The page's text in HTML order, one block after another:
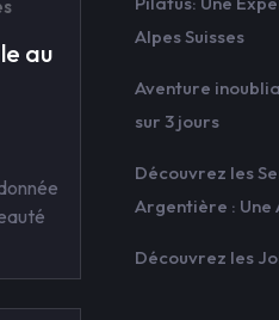
au
Alpes Suisses
Aventure
sur 3 jours
Découvrez les
Argentière :
Découvrez les